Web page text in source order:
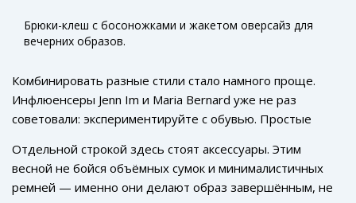
Брюки-клеш с босоножками и жакетом оверсайз для
вечерних образов.
Комбинировать разные стили стало намного проще.
Инфлюенсеры Jenn Im и Maria Bernard уже не раз
советовали: экспериментируйте с обувью. Простые
балетками делают образы интереснее; даже если
беретесь только за один аксессуар, эффект всё равно
сильный. Если раньше казалось, что широкие и цветные
Отдельной строкой здесь стоят аксессуары. Этим
весной не бойся объёмных сумок и минималистичных
ремней — именно они делают образ завершённым, не